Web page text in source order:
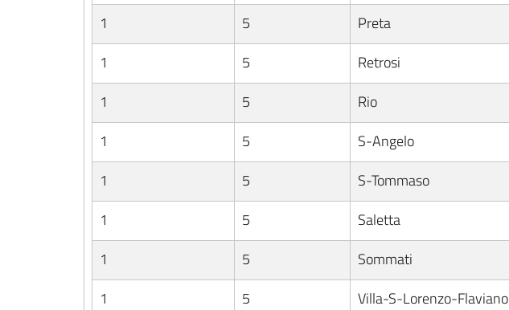
1
5
Preta
1
5
Retrosi
1
5
Rio
1
5
S-Angelo
1
5
S-Tommaso
1
5
Saletta
1
5
Sommati
1
5
Villa-S-Lorenzo-Flaviano